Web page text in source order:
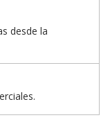
desde la